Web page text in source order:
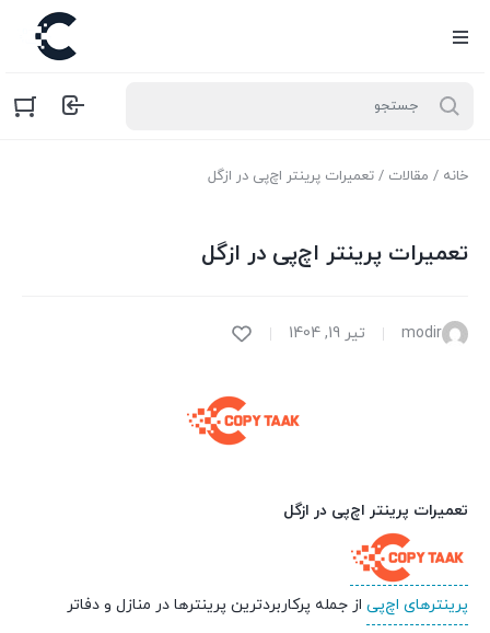
خانه / مقالات / تعمیرات پرینتر اچ‌پی در ازگل
تعمیرات پرینتر اچ‌پی در ازگل
modir تیر 19, 1404
تعمیرات پرینتر اچ‌پی در ازگل
پرینترهای اچ‌پی از جمله پرکاربردترین پرینترها در منازل و دفاتر